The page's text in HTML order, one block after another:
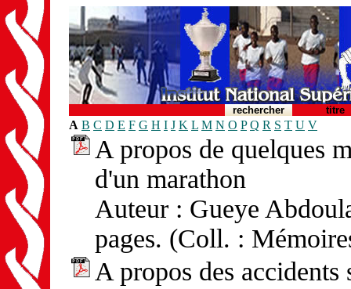
rechercher titre
A B C D E F G H I J K L M N O P Q R S T U V
A propos de quelques
d'un marathon
Auteur : Gueye
pages. (Coll. :
A propos des